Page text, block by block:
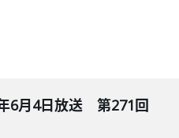
6月4日放送 第271回